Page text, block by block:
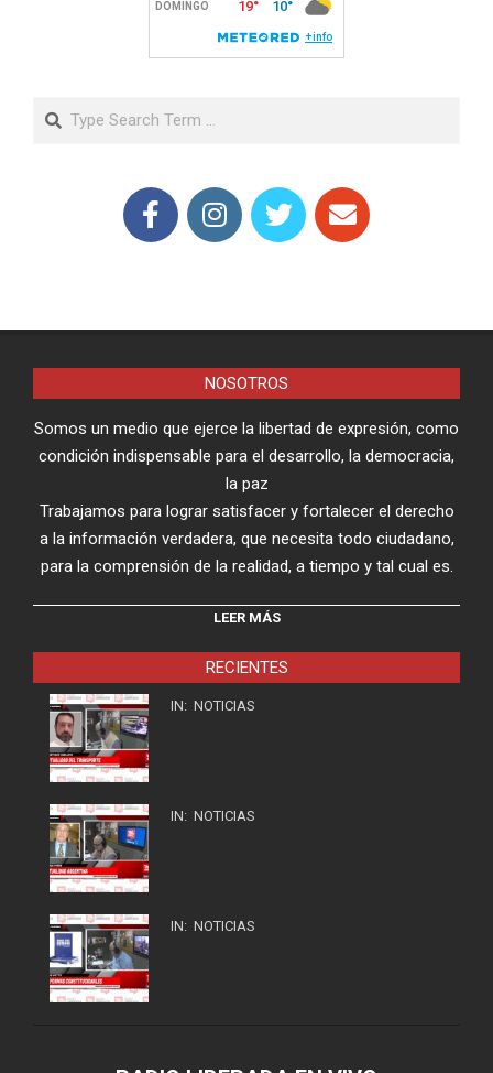
Search
NOSOTROS
Somos un medio que ejerce la libertad de expresión, como
condición indispensable para el desarrollo, la democracia,
la paz
Trabajamos para lograr satisfacer y fortalecer el derecho
a la información verdadera, que necesita todo ciudadano,
para la comprensión de la realidad, a tiempo y tal cual es.
LEER MÁS
RECIENTES
IN: NOTICIAS
IN: NOTICIAS
IN: NOTICIAS